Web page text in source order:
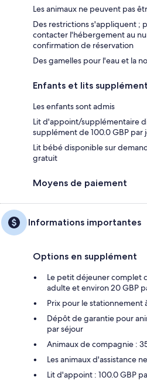
Les animaux ne peuvent pas
Des restrictions s'appliquent ;
contacter l'hébergement au
confirmation de réservation
Des gamelles pour l'eau et la
Enfants et lits
Les enfants sont admis
Lit d'appoint/supplémentaire
supplément de 100.0 GBP par
Lit bébé disponible sur
gratuit
Moyens de paiement
Informations importantes
Options en supplément
Le petit déjeuner complet
adulte et environ 20 GBP
Prix pour le stationnement
Dépôt de garantie pour
par séjour
Animaux de compagnie :
Les animaux d'assistance
Lit d'appoint : 100.0 GBP